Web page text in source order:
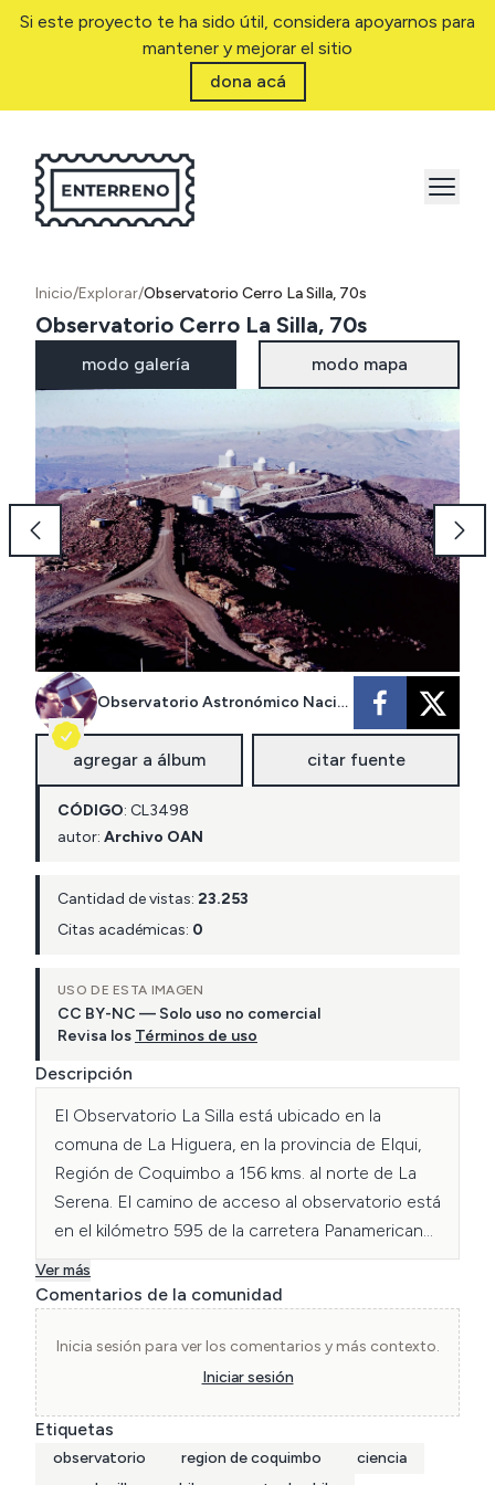
Si este proyecto te ha sido útil, considera apoyarnos para
mantener y mejorar el sitio
dona acá
Inicio/Explorar/Observatorio Cerro La Silla, 70s
Observatorio Cerro La Silla, 70s
modo galería modo mapa
Observatorio Astronómico Nacional
agregar a álbum citar fuente
CÓDIGO: CL3498
autor: Archivo OAN
Cantidad de vistas: 23.253
Citas académicas: 0
USO DE ESTA IMAGEN
CC BY-NC — Solo uso no comercial
Revisa los Términos de uso
Descripción
El Observatorio La Silla está ubicado en la
comuna de La Higuera, en la provincia de Elqui,
Región de Coquimbo a 156 kms. al norte de La
Serena. El camino de acceso al observatorio está
en el kilómetro 595 de la carretera Panamericana
Norte y se eleva por sobre los 2.400 mts. sobre
el nivel del mar en una zona libre de
contaminación lumínica. El Cerro La Silla se
distingue por presentar cielos totalmente
despejados al menos unos 300 días al año, es
El Observatorio La Silla en sí posee 14
Ver más
Comentarios de la comunidad
Inicia sesión para ver los comentarios y más contexto.
Iniciar sesión
Etiquetas
observatorio region de coquimbo
ciencia